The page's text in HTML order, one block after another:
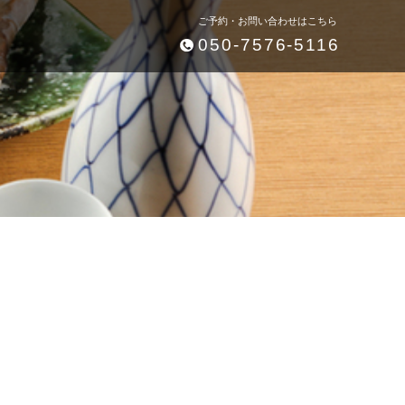
ご予約・お問い合わせはこちら
050-7576-5116